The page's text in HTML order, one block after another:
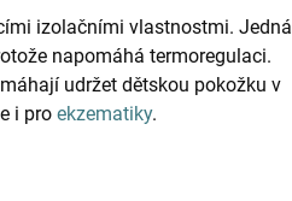
izolačními vlastnostmi. Jedná
napomáhá termoregulaci.
udržet dětskou pokožku v
i pro ekzematiky.